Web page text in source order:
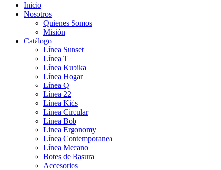
Inicio
Nosotros
Quienes Somos
Misión
Catálogo
Línea Sunset
Línea T
Línea Kubika
Línea Hogar
Línea Q
Línea 22
Línea Kids
Línea Circular
Línea Bob
Línea Ergonomy
Línea Contemporanea
Línea Mecano
Botes de Basura
Accesorios